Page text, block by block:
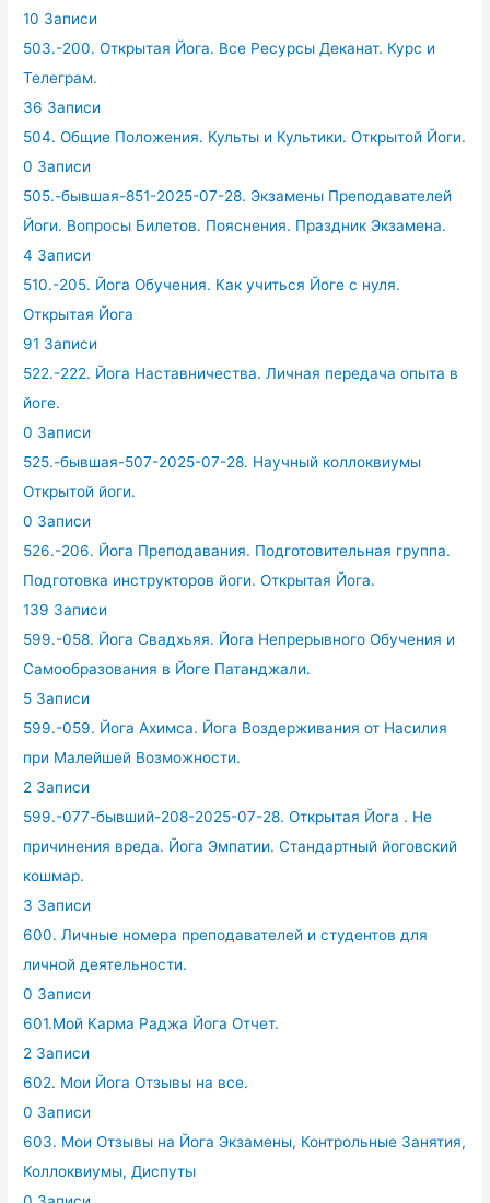
10 Записи
503.-200. Открытая Йога. Все Ресурсы Деканат. Курс и
Телеграм.
36 Записи
504. Общие Положения. Культы и Культики. Открытой Йоги.
0 Записи
505.-бывшая-851-2025-07-28. Экзамены Преподавателей
Йоги. Вопросы Билетов. Пояснения. Праздник Экзамена.
4 Записи
510.-205. Йога Обучения. Как учиться Йоге с нуля.
Открытая Йога
91 Записи
522.-222. Йога Наставничества. Личная передача опыта в
йоге.
0 Записи
525.-бывшая-507-2025-07-28. Научный коллоквиумы
Открытой йоги.
0 Записи
526.-206. Йога Преподавания. Подготовительная группа.
Подготовка инструкторов йоги. Открытая Йога.
139 Записи
599.-058. Йога Свадхьяя. Йога Непрерывного Обучения и
Самообразования в Йоге Патанджали.
5 Записи
599.-059. Йога Ахимса. Йога Воздерживания от Насилия
при Малейшей Возможности.
2 Записи
599.-077-бывший-208-2025-07-28. Открытая Йога . Не
причинения вреда. Йога Эмпатии. Стандартный йоговский
кошмар.
3 Записи
600. Личные номера преподавателей и студентов для
личной деятельности.
0 Записи
601.Мой Карма Раджа Йога Отчет.
2 Записи
602. Мои Йога Отзывы на все.
0 Записи
603. Мои Отзывы на Йога Экзамены, Контрольные Занятия,
Коллоквиумы, Диспуты